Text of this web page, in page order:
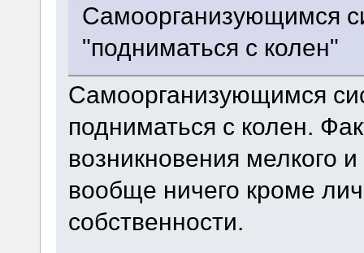
Самоорганизующимся
"подниматься с колен"
Самоорганизующимся
подниматься с колен.
возникновения мелкого
вообще ничего кроме
собственности.